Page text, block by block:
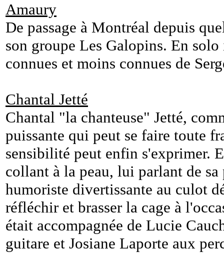
Amaury
De passage à Montréal depuis
son groupe Les Galopins. En
connues et moins connues de
Chantal Jetté
Chantal "la chanteuse" Jetté,
puissante qui peut se faire toute
sensibilité peut enfin s'exprimer.
collant à la peau, lui parlant de
humoriste divertissante au culot
réfléchir et brasser la cage à
était accompagnée de Lucie
guitare et Josiane Laporte aux